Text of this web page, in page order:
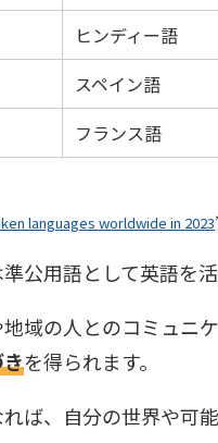
ヒンディー語
スペイン語
フランス語
languages worldwide in 2023
公用語として英語を
域の人とのコミュニケ
を得られます。
ば、自分の世界や可